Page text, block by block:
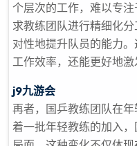
个层次的工作，难以专
求教练团队进行精细化
对性地提升队员的能力
工作效率，还能更好地激
j9九游会
再者，国乒教练团队在
着一批年轻教练的加入